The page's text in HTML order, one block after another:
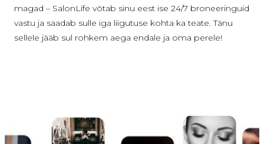
magad – SalonLife võtab sinu eest ise 24/7 broneeringuid
vastu ja saadab sulle iga liigutuse kohta ka teate. Tänu
sellele jääb sul rohkem aega endale ja oma perele!